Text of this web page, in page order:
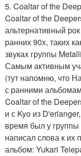
5. Coaltar of the
Coaltar of the
альтернативный
ранних 90х, таких
звуках группы
Самым активным
(тут напомню, что
с ранними
Coaltar of the
и с Kyo из
время был у
написал слова к
альбом: Yukari